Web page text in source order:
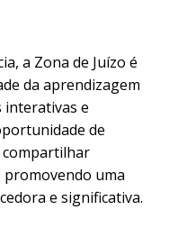
a Zona de Juízo é
da aprendizagem
interativas e
de
compartilhar
promovendo uma
e significativa.